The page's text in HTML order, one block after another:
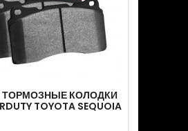
ТОРМОЗНЫЕ КОЛОДКИ
TOYOTA SEQUOIA